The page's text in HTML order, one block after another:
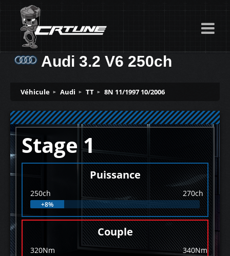
Audi 3.2 V6 250ch
Véhicule Audi TT 8N 11/1997 10/2006
Stage 1
Puissance
250ch 270ch
+8%
Couple
320Nm 340Nm